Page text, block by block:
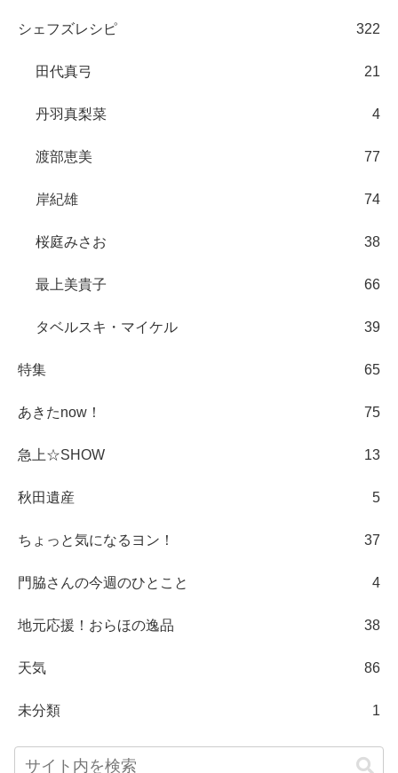
シェフズレシピ 322
田代真弓 21
丹羽真梨菜 4
渡部恵美 77
岸紀雄 74
桜庭みさお 38
最上美貴子 66
タベルスキ・マイケル 39
特集 65
あきたnow！ 75
急上☆SHOW 13
秋田遺産 5
ちょっと気になるヨン！ 37
門脇さんの今週のひとこと 4
地元応援！おらほの逸品 38
天気 86
未分類 1